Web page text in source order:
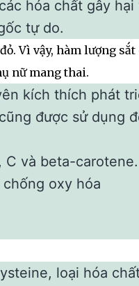
hóa chất gây hại
tự do.
Vì vậy, hàm lượng sắt
nữ mang thai.
kích thích phát
được sử dụng
C và beta-carotene.
oxy hóa
loại hóa